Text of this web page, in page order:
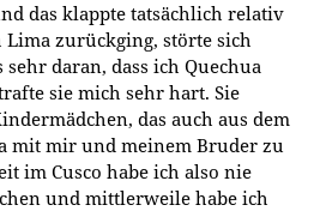
das klappte tatsächlich relativ
zurückging, störte sich
daran, dass ich Quechua
sie mich sehr hart. Sie
das auch aus dem
mit mir und meinem Bruder zu
im Cusco habe ich also nie
und mittlerweile habe ich